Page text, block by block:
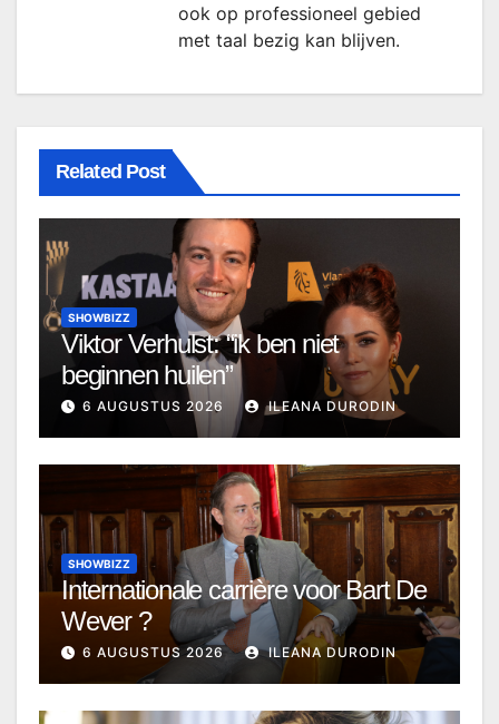
ook op professioneel gebied
met taal bezig kan blijven.
Related Post
SHOWBIZZ
Viktor Verhulst: “ik ben niet
beginnen huilen”
6 AUGUSTUS 2026 ILEANA DURODIN
SHOWBIZZ
Internationale carrière voor Bart De
Wever ?
6 AUGUSTUS 2026 ILEANA DURODIN